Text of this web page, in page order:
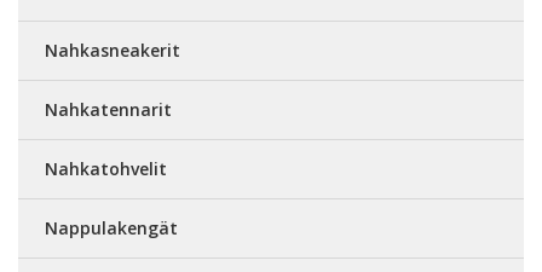
Nahkasneakerit
Nahkatennarit
Nahkatohvelit
Nappulakengät